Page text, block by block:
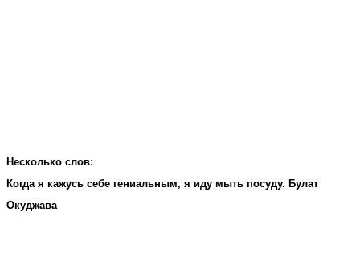
Несколько слов:
Когда я кажусь себе гениальным, я иду мыть посуду. Булат
Окуджава